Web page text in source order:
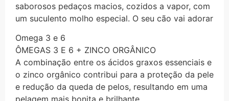
saborosos pedaços macios, cozidos a vapor, com
um suculento molho especial. O seu cão vai adorar
Omega 3 e 6
ÔMEGAS 3 E 6 + ZINCO ORGÂNICO
A combinação entre os ácidos graxos essenciais e
o zinco orgânico contribui para a proteção da pele
e redução da queda de pelos, resultando em uma